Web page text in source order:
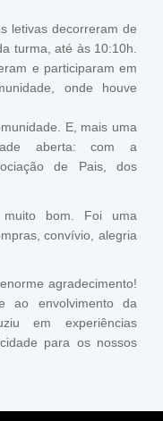
letivas decorreram de
turma, até às 10:10h.
e participaram em
onde houve
E, mais uma
aberta: com a
de Pais, dos
bom. Foi uma
convívio, alegria
agradecimento!
ao envolvimento da
em experiências
para os nossos